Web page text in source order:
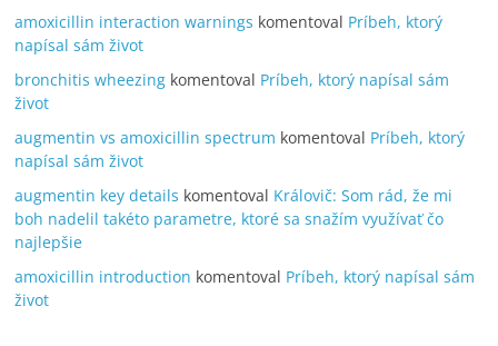
amoxicillin interaction warnings komentoval Príbeh, ktorý
napísal sám život
bronchitis wheezing komentoval Príbeh, ktorý napísal sám
život
augmentin vs amoxicillin spectrum komentoval Príbeh, ktorý
napísal sám život
augmentin key details komentoval Královič: Som rád, že mi
boh nadelil takéto parametre, ktoré sa snažím využívať čo
najlepšie
amoxicillin introduction komentoval Príbeh, ktorý napísal sám
život